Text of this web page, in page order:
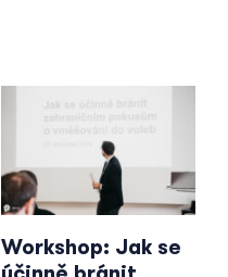
Workshop: Jak se